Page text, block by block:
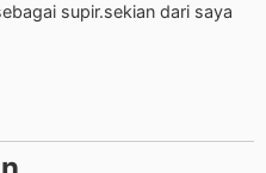
supir.sekian dari saya